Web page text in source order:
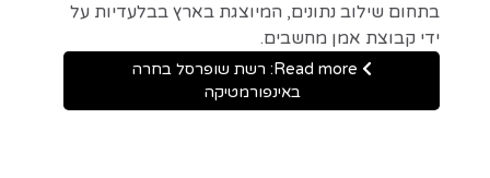
בתחום שילוב נתונים, המיוצגת בארץ בבלעדיות על
ידי קבוצת אמן מחשבים.
Read more: רשת שופרסל בחרה
באינפורמטיקה